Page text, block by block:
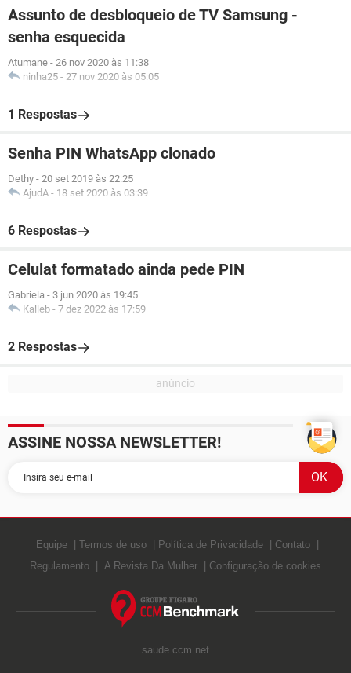
Assunto de desbloqueio de TV Samsung -
senha esquecida
Atumane - 26 nov 2020 às 11:38
ninha25 - 27 nov 2020 às 05:05
1 Respostas
Senha PIN WhatsApp clonado
Dethy - 20 set 2019 às 22:25
AjudA - 18 set 2020 às 03:39
6 Respostas
Celulat formatado ainda pede PIN
Gabriela - 3 jun 2020 às 19:45
Kalleb - 7 dez 2022 às 17:59
2 Respostas
ASSINE NOSSA NEWSLETTER!
Equipe Termos de uso Política de Privacidade
Contato
Regulamento
A Revista Da Mulher Configuração de cookies
saude.ccm.net